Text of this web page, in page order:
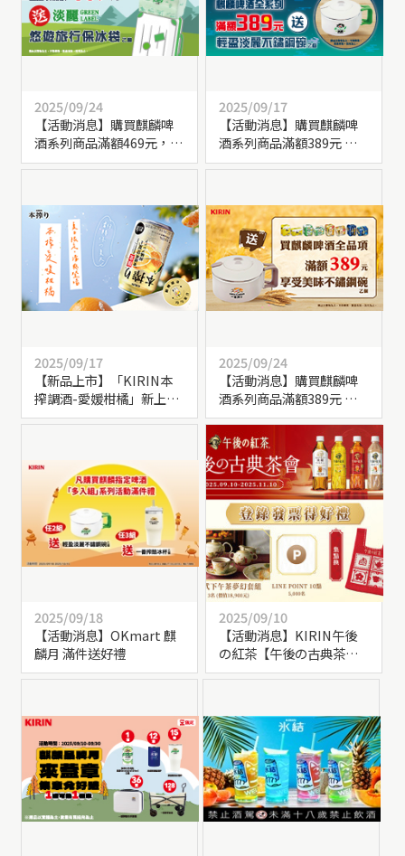
2025/09/24
【活動消息】購買麒麟啤
酒系列商品滿額469元，送
【淡麗悠遊旅行保冰袋】
2025/09/17
【活動消息】購買麒麟啤
酒系列商品滿額389元 送
【輕盈淡麗不鏽鋼碗】乙
2025/09/17
【新品上市】「KIRIN本
搾調酒-愛媛柑橘」新上
市！
2025/09/24
【活動消息】購買麒麟啤
酒系列商品滿額389元 送
【享受美味不鏽鋼碗】乙
個
2025/09/18
【活動消息】OKmart 麒
麟月 滿件送好禮
2025/09/10
【活動消息】KIRIN午後
の紅茶【午後の古典茶會
┃化身貴族，集點幸福】